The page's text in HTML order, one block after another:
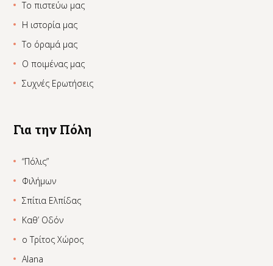
Το πιστεύω μας
Η ιστορία μας
Το όραμά μας
Ο ποιμένας μας
Συχνές Ερωτήσεις
Για την Πόλη
“Πόλις”
Φιλήμων
Σπίτια Ελπίδας
Καθ’ Οδόν
ο Τρίτος Χώρος
Alana